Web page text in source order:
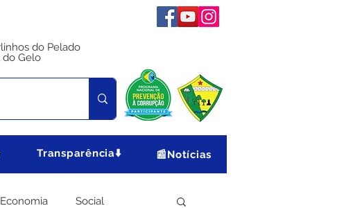
do Pelado
do Gelo
Transparência⬇️ 📰Notícias
Social